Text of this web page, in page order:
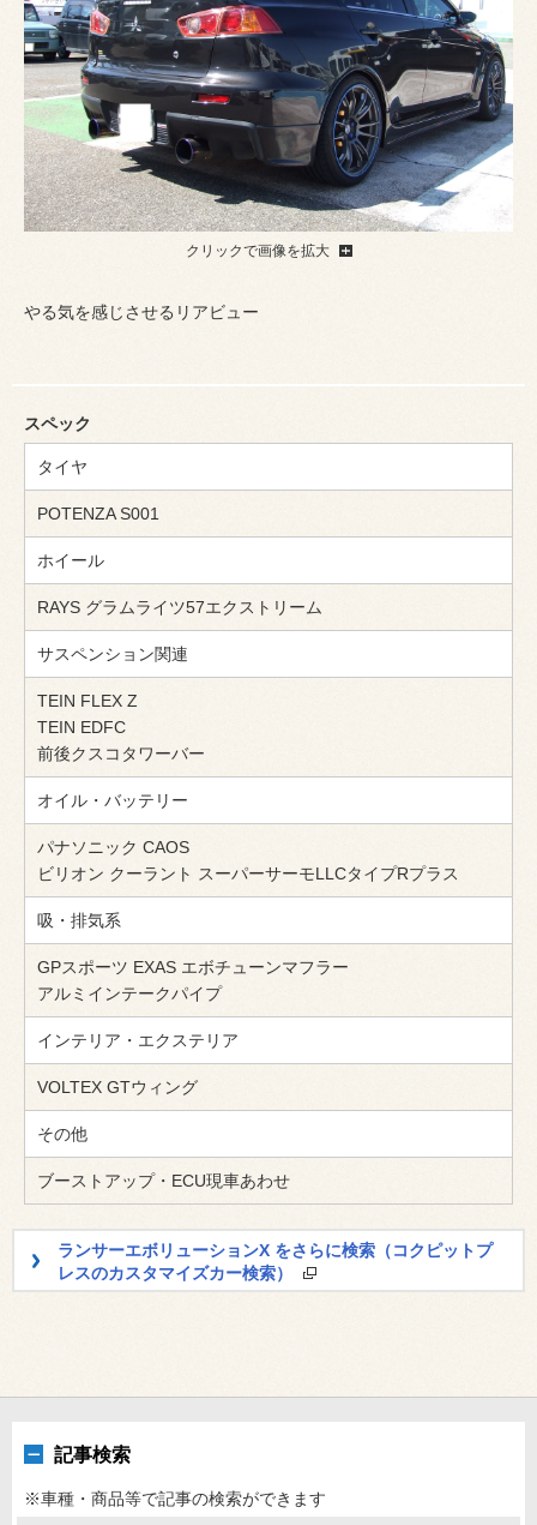
クリックで画像を拡大
やる気を感じさせるリアビュー
スペック
タイヤ
POTENZA S001
ホイール
RAYS グラムライツ57エクストリーム
サスペンション関連
TEIN FLEX Z
TEIN EDFC
前後クスコタワーバー
オイル・バッテリー
パナソニック CAOS
ビリオン クーラント スーパーサーモLLCタイプRプラス
吸・排気系
GPスポーツ EXAS エボチューンマフラー
アルミインテークパイプ
インテリア・エクステリア
VOLTEX GTウィング
その他
ブーストアップ・ECU現車あわせ
ランサーエボリューションX をさらに検索（コクピットプ
レスのカスタマイズカー検索）
記事検索
※車種・商品等で記事の検索ができます